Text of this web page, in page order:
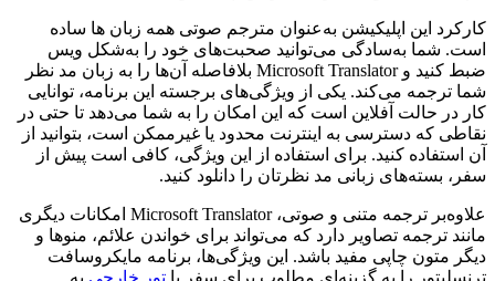
کارکرد این اپلیکیشن به‌عنوان مترجم صوتی همه زبان ها ساده
است. شما به‌سادگی می‌توانید صحبت‌های خود را به‌شکل ویس
ضبط کنید و Microsoft Translator بلافاصله آن‌ها را به زبان مد نظر
شما ترجمه می‌کند. یکی از ویژگی‌های برجسته این برنامه، توانایی
کار در حالت آفلاین است که این امکان را به شما می‌دهد تا حتی در
نقاطی که دسترسی به اینترنت محدود یا غیرممکن است، بتوانید از
آن استفاده کنید. برای استفاده از این ویژگی، کافی است پیش از
سفر، بسته‌های زبانی مد نظرتان را دانلود کنید.
علاوه‌بر ترجمه متنی و صوتی، Microsoft Translator امکانات دیگری
مانند ترجمه تصاویر دارد که می‌تواند برای خواندن علائم، منوها و
دیگر متون چاپی مفید باشد. این ویژگی‌ها، برنامه مایکروسافت
ترنسلیتور را به گزینه‌ای مطلوب برای سفر با تور خارجی به